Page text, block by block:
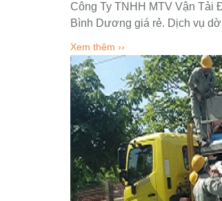
Công Ty TNHH MTV Vận Tải
Bình Dương giá rẻ. Dịch vụ
Xem thêm ››